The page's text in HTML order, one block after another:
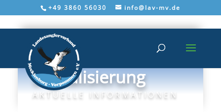
+49 3860 56030 info@lav-mv.de
Digitalisierung
AKTUELLE INFORMATIONEN